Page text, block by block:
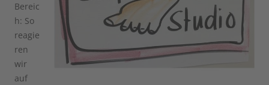
Bereic
h: So
reagie
ren
wir
auf